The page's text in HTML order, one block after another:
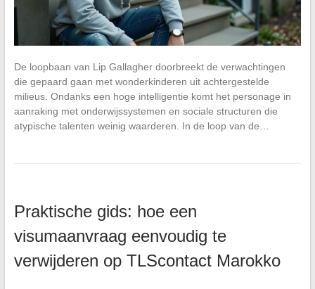
De loopbaan van Lip Gallagher doorbreekt de verwachtingen
die gepaard gaan met wonderkinderen uit achtergestelde
milieus. Ondanks een hoge intelligentie komt het personage in
aanraking met onderwijssystemen en sociale structuren die
atypische talenten weinig waarderen. In de loop van de…
Praktische gids: hoe een
visumaanvraag eenvoudig te
verwijderen op TLScontact Marokko